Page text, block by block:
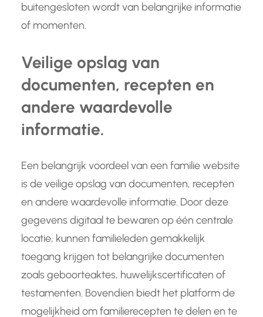
buitengesloten wordt van belangrijke informatie
of momenten.
Veilige opslag van
documenten, recepten en
andere waardevolle
informatie.
Een belangrijk voordeel van een familie website
is de veilige opslag van documenten, recepten
en andere waardevolle informatie. Door deze
gegevens digitaal te bewaren op één centrale
locatie, kunnen familieleden gemakkelijk
toegang krijgen tot belangrijke documenten
zoals geboorteaktes, huwelijkscertificaten of
testamenten. Bovendien biedt het platform de
mogelijkheid om familierecepten te delen en te